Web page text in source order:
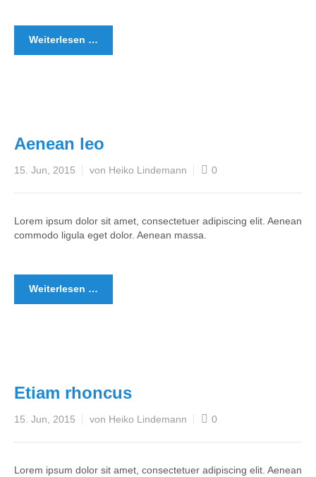
Weiterlesen …
Aenean leo
15. Jun, 2015 von Heiko Lindemann 0
Lorem ipsum dolor sit amet, consectetuer adipiscing elit. Aenean
commodo ligula eget dolor. Aenean massa.
Weiterlesen …
Etiam rhoncus
15. Jun, 2015 von Heiko Lindemann 0
Lorem ipsum dolor sit amet, consectetuer adipiscing elit. Aenean